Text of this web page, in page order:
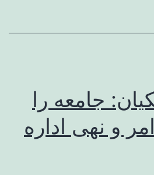
جامعه را
و نهی اداره